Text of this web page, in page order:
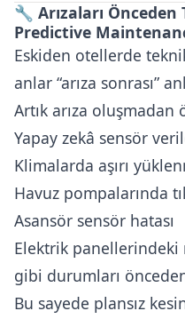
🔧 Arızaları
Predictive
Eskiden otellerde
anlar “arıza sonrası”
Artık arıza
Yapay zekâ sensör
Klimalarda aşırı
Havuz pompalarında
Asansör sensör hatası
Elektrik panellerindeki
gibi durumları
Bu sayede plansız